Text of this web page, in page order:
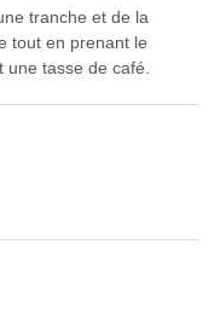
tranche et de la
tout en prenant le
tasse de café.